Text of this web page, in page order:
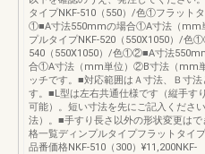
タイプNKF-510（550）/色①フラット
①■A寸法550mmの場合①A寸法（mm
プルタイプNKF-520（550X1050）/色
540（550X1050）/色①②■A寸法
合①A寸法（mm単位）②B寸法（mm
ッチです。■対応範囲はＡ寸法、Ｂ寸
す。■L型は左右共通仕様です（縦手す
可能）。短い寸法を先にご記入くだ
法）。■手すり長さ以外の形状変更は
格一覧ディンプルタイプフラットタイ
品番価格NKF-510（300）¥11,200NKF-